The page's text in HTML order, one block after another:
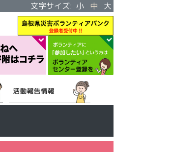
文字サイズ: 小 中 大